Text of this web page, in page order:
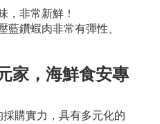
，非常新鮮！
藍鑽蝦肉非常有彈性、
家，海鮮食安專
購實力，具有多元化的